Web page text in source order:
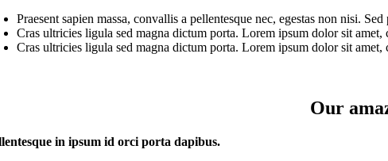
Praesent sapien massa, convallis a pellentesque nec, egestas non nisi.
Cras ultricies ligula sed magna dictum porta. Lorem ipsum dolor sit amet,
Cras ultricies ligula sed magna dictum porta. Lorem ipsum dolor sit amet,
Our
in ipsum id orci porta dapibus.